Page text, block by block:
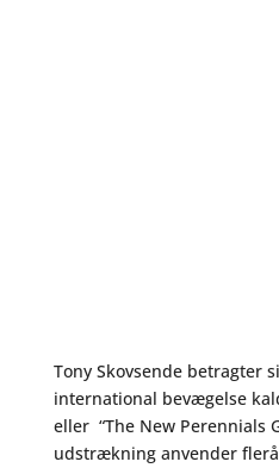
Tony Skovsende betragter
international bevægelse
eller “The New Perennials
udstrækning anvender